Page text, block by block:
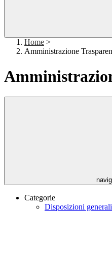
Home >
Amministrazione
Categorie
Disposizioni generali